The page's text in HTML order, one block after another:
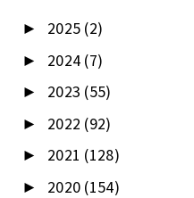
► 2025 (2)
► 2024 (7)
► 2023 (55)
► 2022 (92)
► 2021 (128)
► 2020 (154)